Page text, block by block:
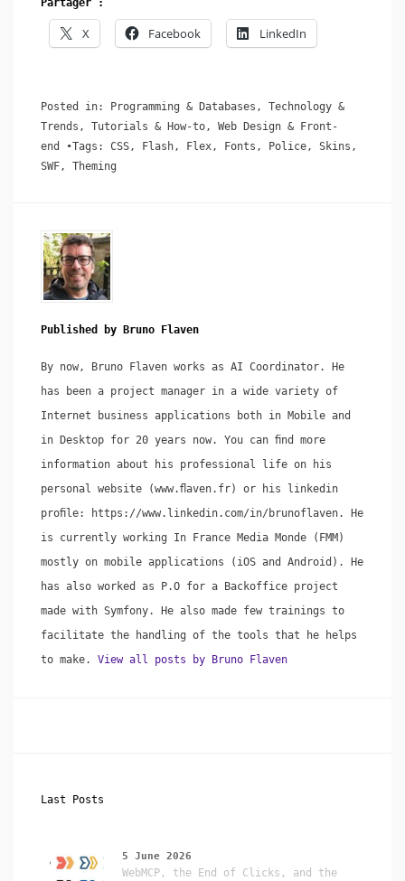
Partager :
X Facebook LinkedIn
Posted in: Programming & Databases , Technology &
Trends , Tutorials & How-to, Web Design & Front-
end
Tags: CSS, Flash, Flex, Fonts , Police, Skins ,
SWF, Theming
Published by Bruno Flaven
By now, Bruno Flaven works as AI Coordinator. He
has been a project manager in a wide variety of
Internet business applications both in Mobile and
in Desktop for 20 years now. You can ﬁnd more
information about his professional life on his
personal website (www.ﬂaven.fr) or his linkedin
proﬁle: https://www.linkedin.com/in/brunoflaven. He
is currently working In France Media Monde (FMM)
mostly on mobile applications (iOS and Android). He
has also worked as P.O for a Backoffice project
made with Symfony. He also made few trainings to
facilitate the handling of the tools that he helps
to make. View all posts by Bruno Flaven
Last Posts
5 June 2026
WebMCP, the End of Clicks, and the